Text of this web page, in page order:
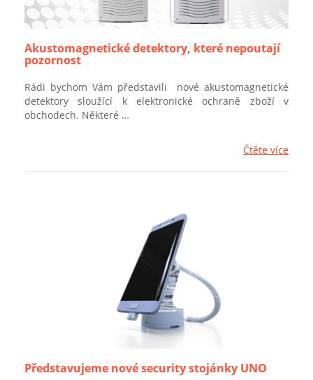
Akustomagnetické detektory, které nepoutají
pozornost
Rádi bychom Vám představili nové akustomagnetické
detektory sloužící k elektronické ochraně zboží v
obchodech. Některé …
Čtěte více
Představujeme nové security stojánky UNO